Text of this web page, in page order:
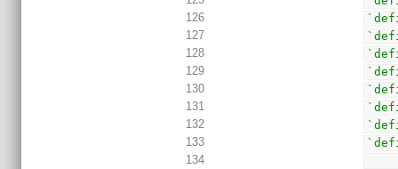
126
127
128
129
130
131
132
133
134